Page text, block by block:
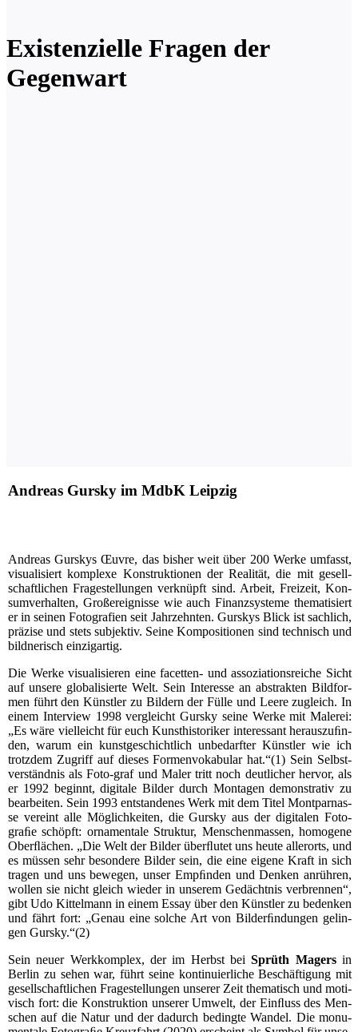
Existenzielle Fragen der
Gegenwart
Andreas Gursky im MdbK Leipzig
Andre­as Gurs­kys Œuvre, das bis­her weit über 200 Wer­ke umfasst,
visua­li­siert kom­ple­xe Kon­struk­tio­nen der Rea­li­tät, die mit gesell­
schaft­li­chen Fra­ge­stel­lun­gen ver­knüpft sind. Arbeit, Frei­zeit, Kon­
sum­ver­hal­ten, Groß­ereig­nis­se wie auch Finanz­sys­te­me the­ma­ti­siert
er in sei­nen Foto­gra­fien seit Jahr­zehn­ten. Gurs­kys Blick ist sach­lich,
prä­zi­se und stets sub­jek­tiv. Sei­ne Kom­po­si­tio­nen sind tech­nisch und
bild­ne­risch einzigartig.
Die Wer­ke visua­li­sie­ren eine facet­ten- und asso­zia­ti­ons­rei­che Sicht
auf unse­re glo­ba­li­sier­te Welt. Sein Inter­es­se an abs­trak­ten Bild­for­
men führt den Künst­ler zu Bil­dern der Fül­le und Lee­re zugleich. In
einem Inter­view 1998 ver­gleicht Gurs­ky sei­ne Wer­ke mit Male­rei:
„Es wäre viel­leicht für euch Kunst­his­to­ri­ker inter­es­sant her­aus­zu­ﬁn­
den, war­um ein kunst­ge­schicht­lich unbe­darf­ter Künst­ler wie ich
trotz­dem Zugriff auf die­ses For­men­vo­ka­bu­lar hat.“(1) Sein Selbst­
ver­ständ­nis als Foto-graf und Maler tritt noch deut­li­cher her­vor, als
er 1992 beginnt, digi­ta­le Bil­der durch Mon­ta­gen demons­tra­tiv zu
bear­bei­ten. Sein 1993 ent­stan­de­nes Werk mit dem Titel Mont­par­nas­
se ver­eint alle Mög­lich­kei­ten, die Gurs­ky aus der digi­ta­len Foto­
graﬁe schöpft: orna­men­ta­le Struk­tur, Men­schen­mas­sen, homo­ge­ne
Oberﬂä­chen. „Die Welt der Bil­der über­ﬂu­tet uns heu­te aller­orts, und
es müs­sen sehr beson­de­re Bil­der sein, die eine eige­ne Kraft in sich
tra­gen und uns bewe­gen, unser Empﬁn­den und Den­ken anrüh­ren,
wol­len sie nicht gleich wie­der in unse­rem Gedächt­nis ver­bren­nen“,
gibt Udo Kit­tel­mann in einem Essay über den Künst­ler zu beden­ken
und fährt fort: „Genau eine sol­che Art von Bil­derﬁn­dun­gen gelin­
gen Gursky.“(2)
Sein neu­er Werk­kom­plex, der im Herbst beiSprüth Magersin
Ber­lin zu sehen war, führt sei­ne kon­ti­nu­ier­li­che Beschäf­ti­gung mit
gesell­schaft­li­chen Fra­ge­stel­lun­gen unse­rer Zeit the­ma­tisch und moti­
visch fort: die Kon­struk­ti­on unse­rer Umwelt, der Einﬂuss des Men­
schen auf die Natur und der dadurch beding­te Wan­del. Die monu­